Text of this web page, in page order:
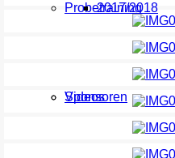
Probetraining
Sponsoren
2017/2018
Videos